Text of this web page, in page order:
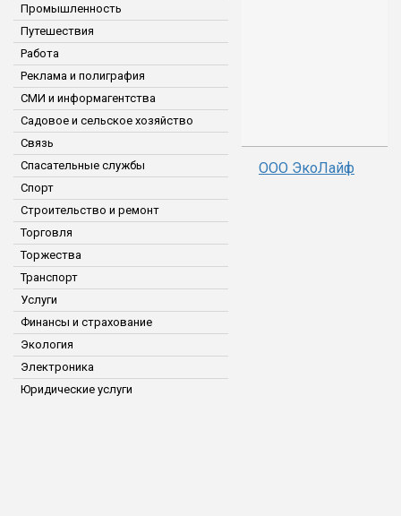
Промышленность
Путешествия
Работа
Реклама и полиграфия
СМИ и информагентства
Садовое и сельское хозяйство
Связь
Спасательные службы
Спорт
Строительство и ремонт
Торговля
Торжества
Транспорт
Услуги
Финансы и страхование
Экология
Электроника
Юридические услуги
ООО ЭкоЛайф